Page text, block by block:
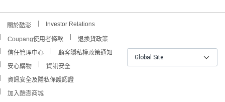
關於酷澎 Investor Relations
Coupang使用者條款
退換貨政策
信任管理中心
顧客隱私權政策通知
安心購物
資訊安全
資訊安全及隱私保護認證
加入酷澎商城
Global Site